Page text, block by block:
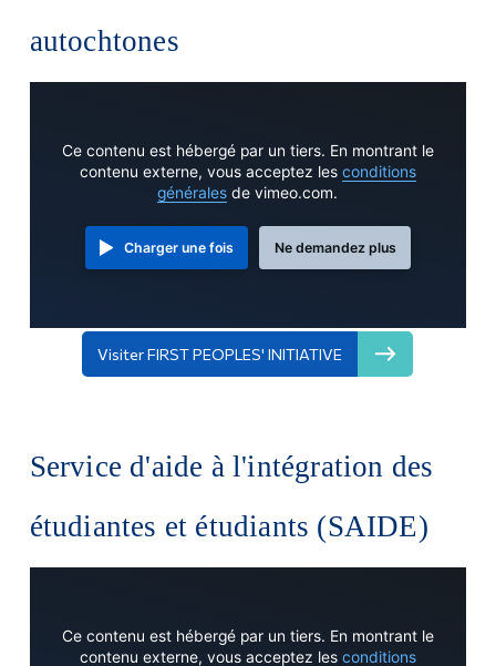
autochtones
Ce contenu est hébergé par un tiers. En montrant le
contenu externe, vous acceptez les conditions
générales de vimeo.com.
Charger une fois Ne demandez plus
Visiter FIRST PEOPLES' INITIATIVE
Service d'aide à l'intégration des
étudiantes et étudiants (SAIDE)
Ce contenu est hébergé par un tiers. En montrant le
contenu externe, vous acceptez les conditions